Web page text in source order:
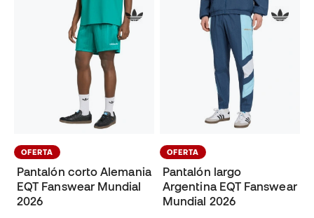
OFERTA
Pantalón corto Alemania
EQT Fanswear Mundial
2026
OFERTA
Pantalón largo
Argentina EQT Fanswear
Mundial 2026